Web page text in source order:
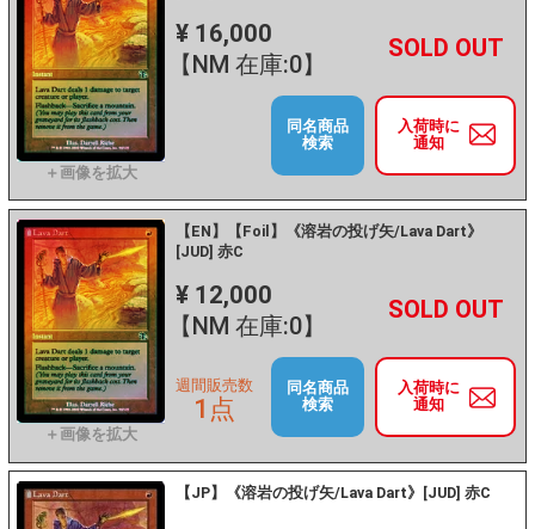
¥ 16,000
【NM 在庫:0】
－ +
入荷時に
通知
同名商品
検索
【EN】【Foil】《溶岩の投げ矢/Lava Dart》
[JUD] 赤C
¥ 12,000
【NM 在庫:0】
－ +
入荷時に
通知
週間販売数
1点
同名商品
検索
【JP】《溶岩の投げ矢/Lava Dart》[JUD] 赤C